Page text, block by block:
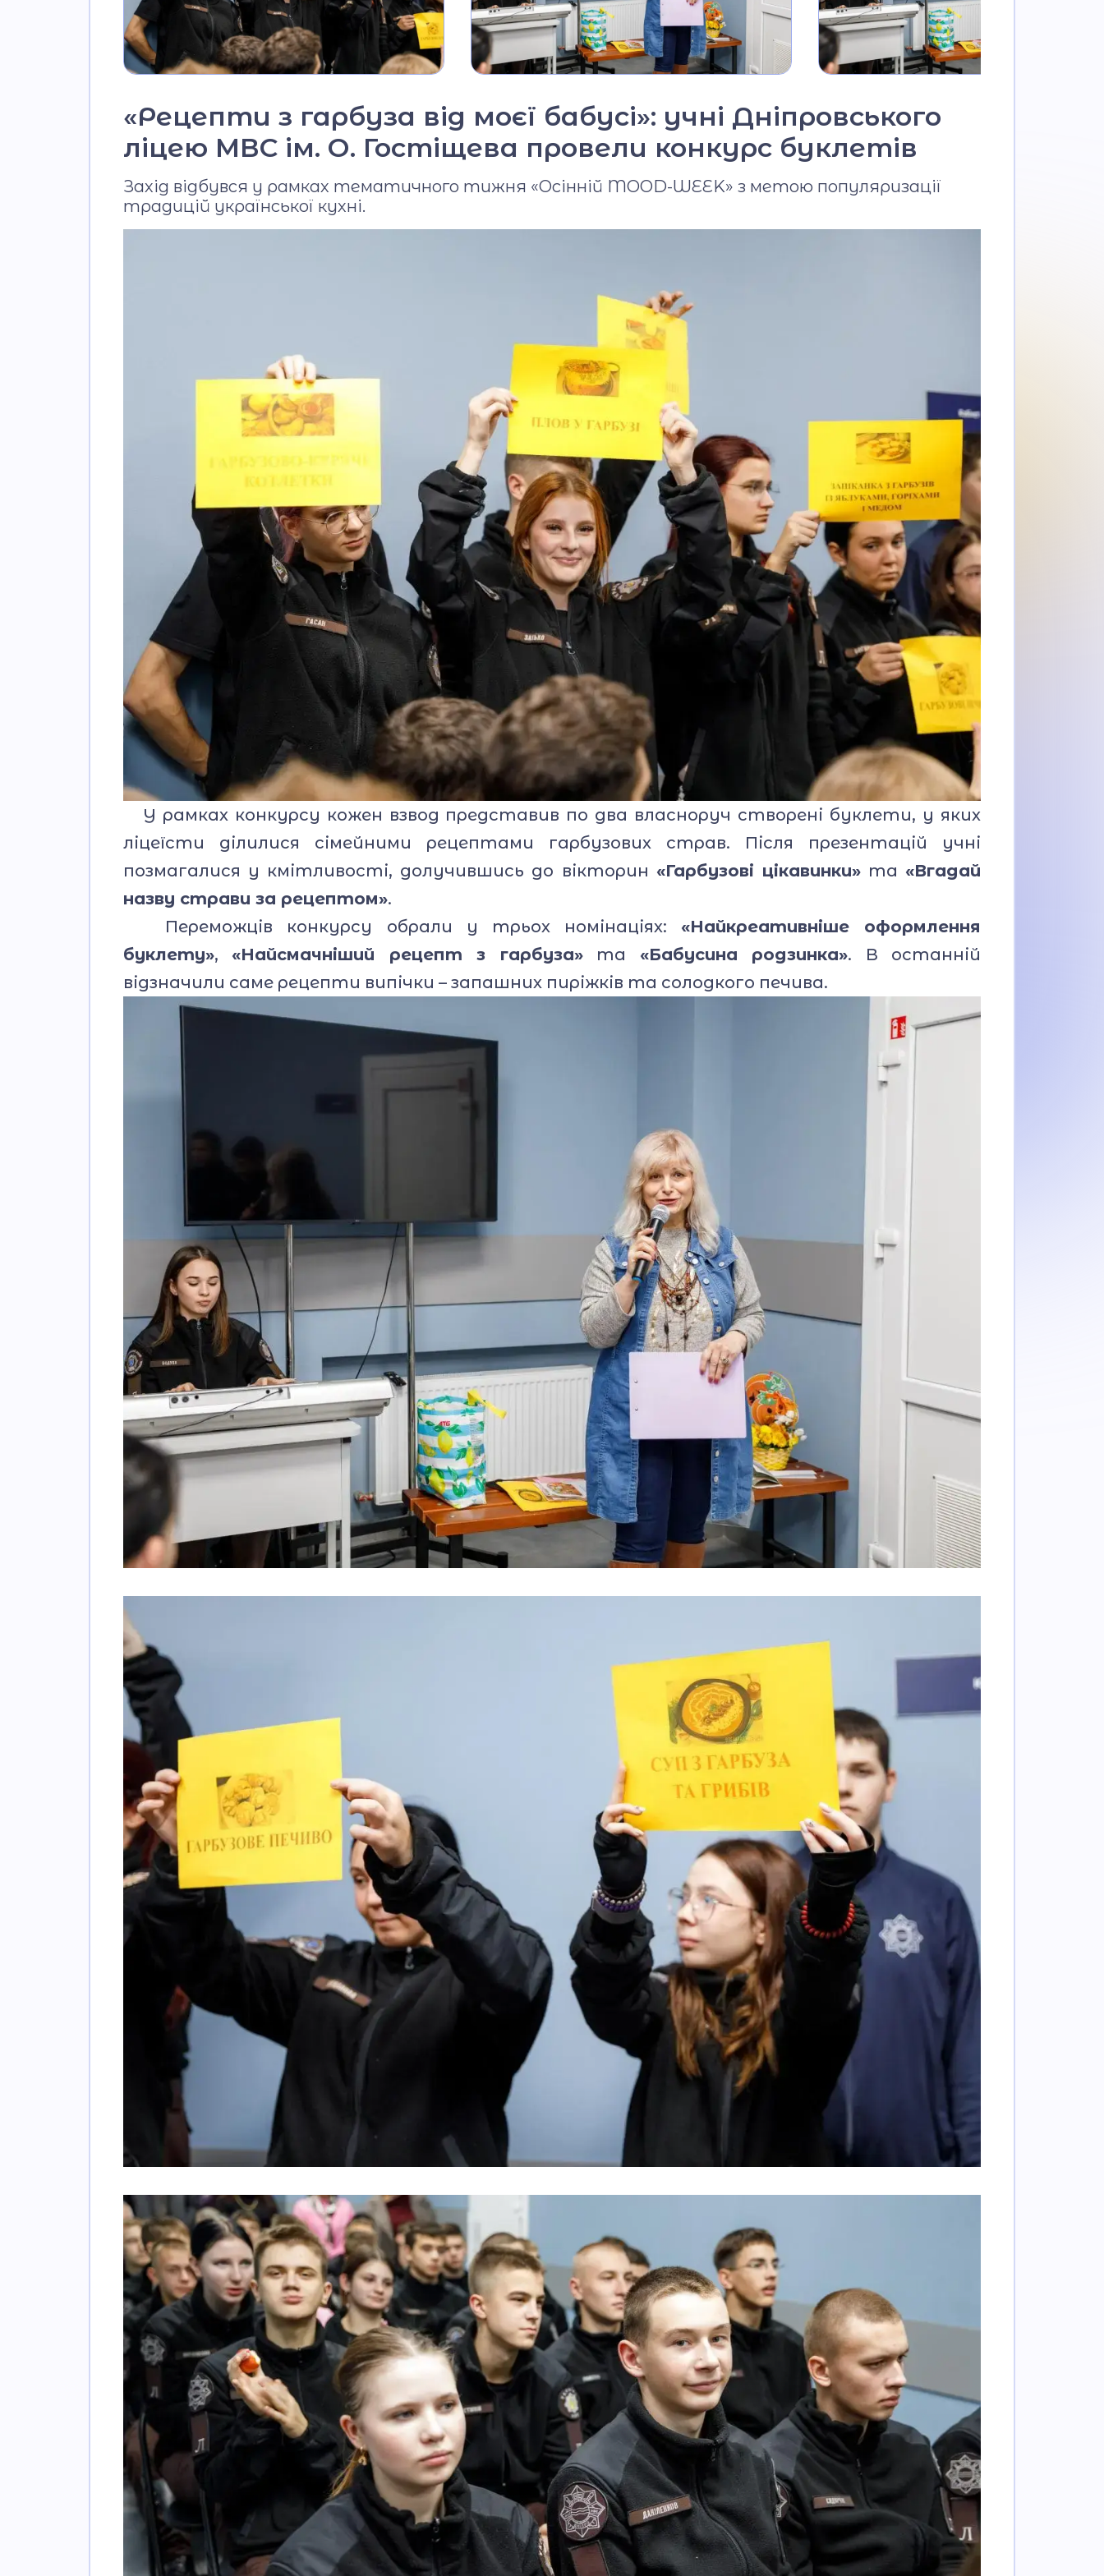
Фото та відео галерея
Віртуальний тур
"Вихователі ліцею"
Відеопроєкт
«Кирилиця»
«Рецепти з гарбуза від моєї бабусі»: учні Дніпровського
ліцею МВС ім. О. Гостіщева провели конкурс буклетів
Захід відбувся у рамках тематичного тижня «Осінній MOOD-WEEK» з метою популяризації
традицій української кухні.
У рамках конкурсу кожен взвод представив по два власноруч створені буклети, у яких
ліцеїсти ділилися сімейними рецептами гарбузових страв. Після презентацій учні
позмагалися у кмітливості, долучившись до вікторин «Гарбузові цікавинки»та «Вгадай
назву страви за рецептом».
Переможців конкурсу обрали у трьох номінаціях: «Найкреативніше оформлення
буклету», «Найсмачніший рецепт з гарбуза»та «Бабусина родзинка». В останній
відзначили саме рецепти випічки – запашних пиріжків та солодкого печива.